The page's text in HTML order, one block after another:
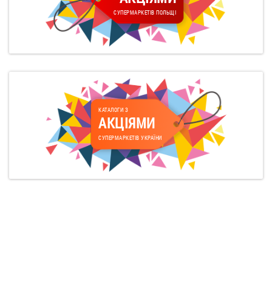
СУПЕРМАРКЕТІВ ПОЛЬЩІ
КАТАЛОГИ З
АКЦІЯМИ
СУПЕРМАРКЕТІВ УКРАЇНИ